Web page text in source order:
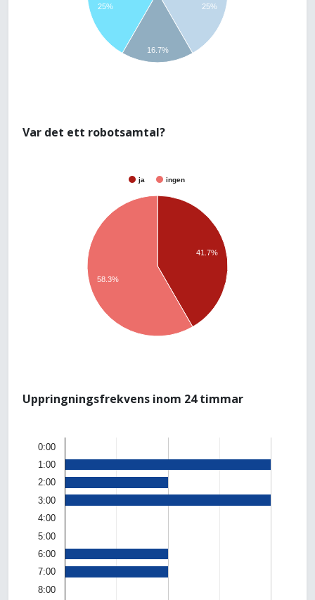
25%
25%
16.7%
Var det ett robotsamtal?
ja ingen
41.7%
58.3%
Uppringningsfrekvens inom 24 timmar
0:00
1:00
2:00
3:00
4:00
5:00
6:00
7:00
8:00